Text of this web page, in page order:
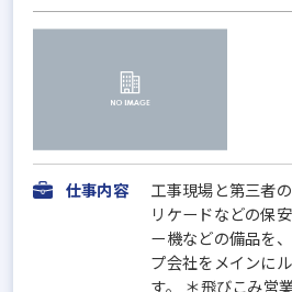
仕事内容
工事現場と第三者
リケードなどの保
ー機などの備品を
プ会社をメインに
す。 ＊飛びこみ営